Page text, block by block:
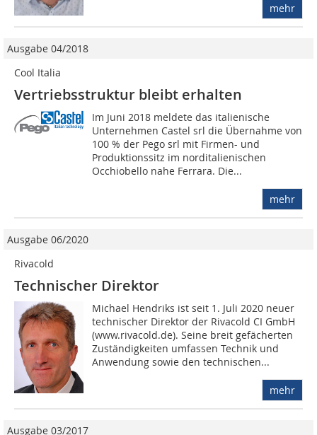
mehr
Ausgabe 04/2018
Cool Italia
Vertriebsstruktur bleibt erhalten
Im Juni 2018 meldete das italienische
Unternehmen Castel srl die Übernahme von
100 % der Pego srl mit Firmen- und
Produktionssitz im norditalienischen
Occhiobello nahe Ferrara. Die...
mehr
Ausgabe 06/2020
Rivacold
Technischer Direktor
Michael Hendriks ist seit 1. Juli 2020 neuer
technischer Direktor der Rivacold CI GmbH
(www.rivacold.de). Seine breit gefächerten
Zuständigkeiten umfassen Technik und
Anwendung sowie den technischen...
mehr
Ausgabe 03/2017